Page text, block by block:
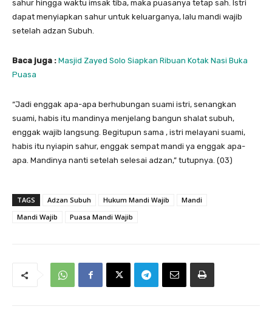
sahur hingga waktu imsak tiba, maka puasanya tetap sah. Istri
dapat menyiapkan sahur untuk keluarganya, lalu mandi wajib
setelah adzan Subuh.
Baca juga : Masjid Zayed Solo Siapkan Ribuan Kotak Nasi Buka
Puasa
“Jadi enggak apa-apa berhubungan suami istri, senangkan
suami, habis itu mandinya menjelang bangun shalat subuh,
enggak wajib langsung. Begitupun sama , istri melayani suami,
habis itu nyiapin sahur, enggak sempat mandi ya enggak apa-
apa. Mandinya nanti setelah selesai adzan,” tutupnya. (03)
TAGS Adzan Subuh Hukum Mandi Wajib
Mandi
Mandi Wajib
Puasa Mandi Wajib